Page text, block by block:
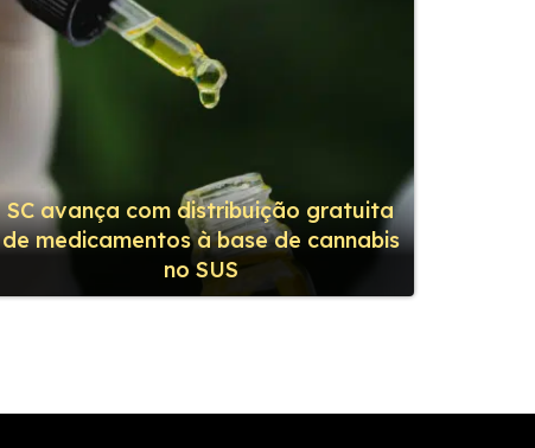
SC avança com distribuição gratuita
de medicamentos à base de cannabis
no SUS